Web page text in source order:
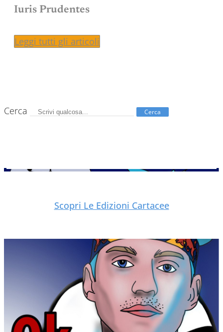
Iuris Prudentes
Leggi tutti gli articoli
Cerca Cerca
Scopri Le Edizioni Cartacee